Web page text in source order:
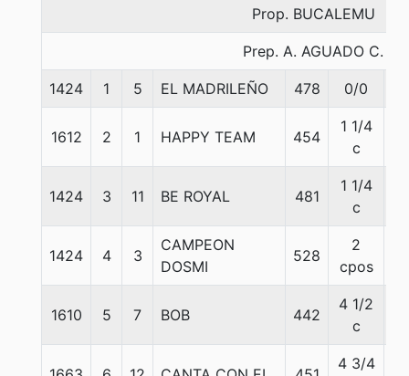
Prop. BUCALEMU
Prep. A. AGUADO C.
1424 1 5 EL MADRILEÑO 478 0/0
1612 2 1 HAPPY TEAM 454
1 1/4
c
1424 3 11 BE ROYAL 481
1 1/4
c
1424 4 3
CAMPEON
DOSMI
528
2
cpos
1610 5 7 BOB 442
4 1/2
c
4 3/4